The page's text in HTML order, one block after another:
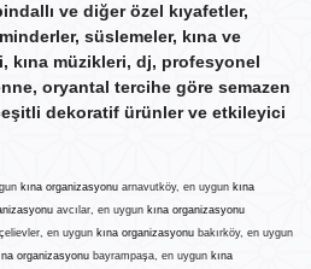
ve diğer özel kıyafetler,
süslemeler, kına ve
kına müzikleri, dj, profesyonel
oryantal tercihe göre semazen
dekoratif ürünler ve etkileyici
kına organizasyonu arnavutköy, en uygun kına
avcılar, en uygun kına organizasyonu
en uygun kına organizasyonu bakırköy, en uygun
organizasyonu bayrampaşa, en uygun kına